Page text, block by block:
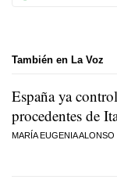
También en La Voz
España ya
procedentes de
MARÍA EUGENIA ALONSO